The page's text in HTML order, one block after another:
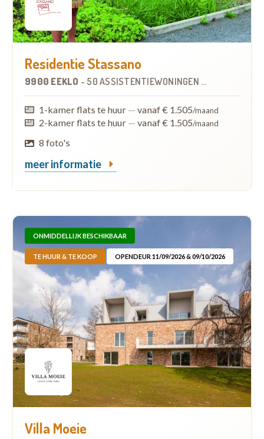
Residentie Stassano
9900 EEKLO - 50 ASSISTENTIEWONINGEN OP
1-kamer flats te huur — vanaf € 1.505/maand
2-kamer flats te huur — vanaf € 1.505/maand
8 foto's
meer informatie
ONMIDDELLIJK BESCHIKBAAR
TE HUUR & TE KOOP OPENDEUR 11/09/2026 & 09/10/2026
Villa Moeie